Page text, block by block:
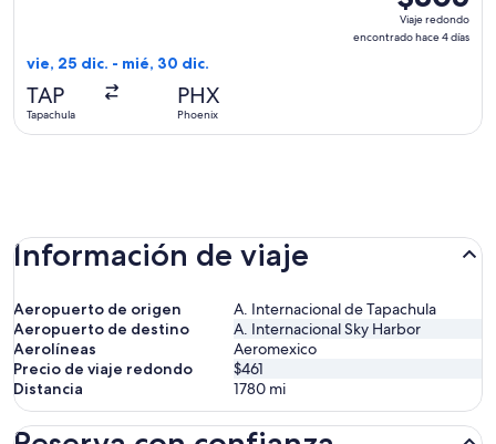
Viaje
redondo,
Viaje redondo
encontrado hace 4 días
vie, 25 dic. - mié, 30 dic.
TAP
Tapachula
PHX
Phoenix
Información de viaje
Aeropuerto de origen
A. Internacional de Tapachula
Aeropuerto de destino
A. Internacional Sky Harbor
Aerolíneas
Aeromexico
Precio de viaje redondo
$461
Distancia
1780 mi